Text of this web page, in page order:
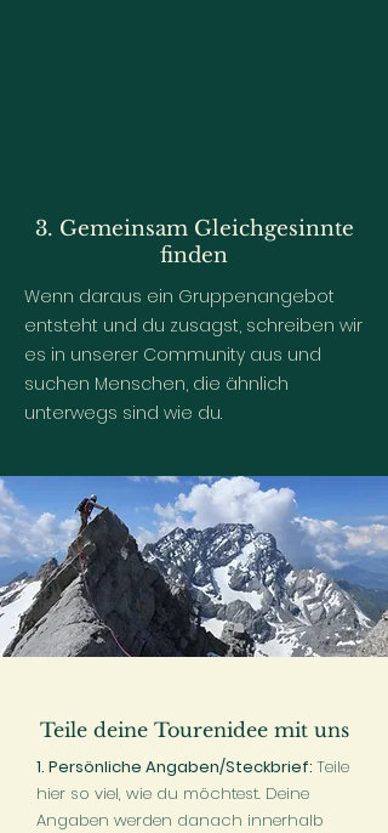
3. Gemeinsam Gleichgesinnte
finden
Wenn daraus ein Gruppenangebot
entsteht und du zusagst, schreiben wir
es in unserer Community aus und
suchen Menschen, die ähnlich
unterwegs sind wie du.
Teile deine Tourenidee mit uns
1. Persönliche Angaben/Steckbrief: Teile
hier so viel, wie du möchtest. Deine
Angaben werden danach innerhalb